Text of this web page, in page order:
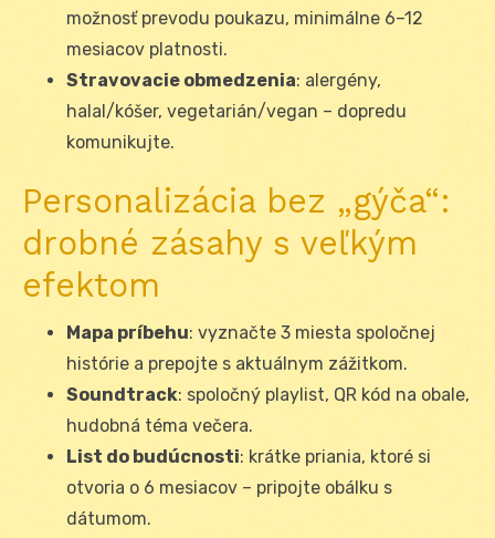
možnosť prevodu poukazu, minimálne 6–12
mesiacov platnosti.
Stravovacie obmedzenia: alergény,
halal/kóšer, vegetarián/vegan – dopredu
komunikujte.
Personalizácia bez „gýča“:
drobné zásahy s veľkým
efektom
Mapa príbehu: vyznačte 3 miesta spoločnej
histórie a prepojte s aktuálnym zážitkom.
Soundtrack: spoločný playlist, QR kód na obale,
hudobná téma večera.
List do budúcnosti: krátke priania, ktoré si
otvoria o 6 mesiacov – pripojte obálku s
dátumom.